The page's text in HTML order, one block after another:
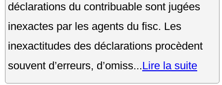
déclarations du contribuable sont jugées
inexactes par les agents du fisc. Les
inexactitudes des déclarations procèdent
souvent d’erreurs, d’omiss...Lire la suite